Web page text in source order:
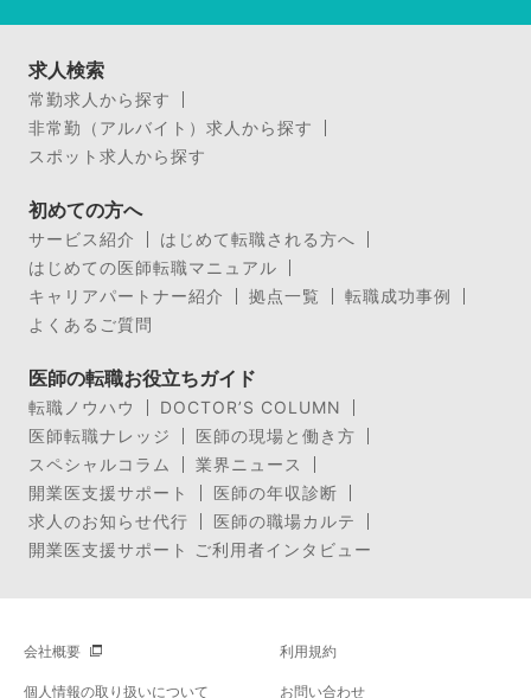
求人検索
常勤求人から探す
非常勤（アルバイト）求人から探す
スポット求人から探す
初めての方へ
サービス紹介
はじめて転職される方へ
はじめての医師転職マニュアル
キャリアパートナー紹介
拠点一覧
転職成功事例
よくあるご質問
医師の転職お役立ちガイド
転職ノウハウ
DOCTOR’S COLUMN
医師転職ナレッジ
医師の現場と働き方
スペシャルコラム
業界ニュース
開業医支援サポート
医師の年収診断
求人のお知らせ代行
医師の職場カルテ
開業医支援サポート ご利用者インタビュー
会社概要 利用規約
個人情報の取り扱いについて お問い合わせ